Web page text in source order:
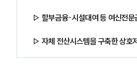
▷ 할부금융·시설대여 등 여신전문
▷ 자체 전산시스템을 구축한 상호